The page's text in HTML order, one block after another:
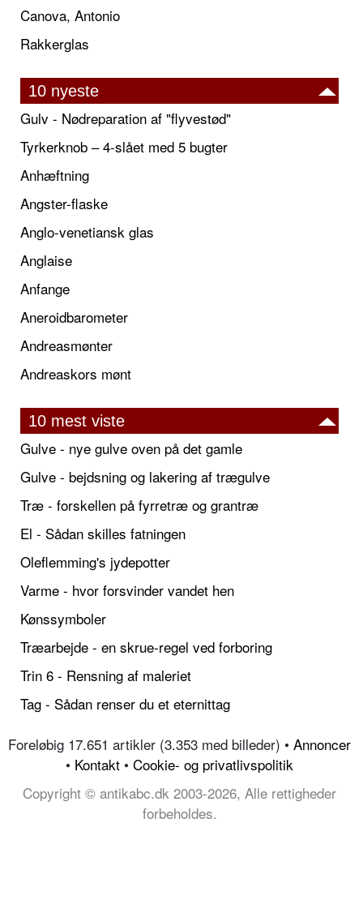
Canova, Antonio
Rakkerglas
10 nyeste
Gulv - Nødreparation af "flyvestød"
Tyrkerknob – 4-slået med 5 bugter
Anhæftning
Angster-flaske
Anglo-venetiansk glas
Anglaise
Anfange
Aneroidbarometer
Andreasmønter
Andreaskors mønt
10 mest viste
Gulve - nye gulve oven på det gamle
Gulve - bejdsning og lakering af trægulve
Træ - forskellen på fyrretræ og grantræ
El - Sådan skilles fatningen
Oleflemming's jydepotter
Varme - hvor forsvinder vandet hen
Kønssymboler
Træarbejde - en skrue-regel ved forboring
Trin 6 - Rensning af maleriet
Tag - Sådan renser du et eternittag
Foreløbig 17.651 artikler (3.353 med billeder) • Annoncer
• Kontakt • Cookie- og privatlivspolitik
Copyright © antikabc.dk 2003-2026, Alle rettigheder
forbeholdes.